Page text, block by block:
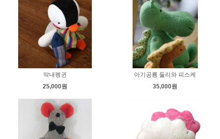
막내펭귄
25,000원
아기공룡 둘리와 피스케
35,000원